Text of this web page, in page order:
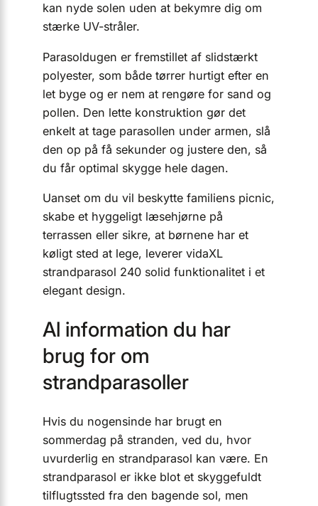
kan nyde solen uden at bekymre dig om
stærke UV-stråler.
Parasoldugen er fremstillet af slidstærkt
polyester, som både tørrer hurtigt efter en
let byge og er nem at rengøre for sand og
pollen. Den lette konstruktion gør det
enkelt at tage parasollen under armen, slå
den op på få sekunder og justere den, så
du får optimal skygge hele dagen.
Uanset om du vil beskytte familiens picnic,
skabe et hyggeligt læsehjørne på
terrassen eller sikre, at børnene har et
køligt sted at lege, leverer vidaXL
strandparasol 240 solid funktionalitet i et
elegant design.
Al information du har
brug for om
strandparasoller
Hvis du nogensinde har brugt en
sommerdag på stranden, ved du, hvor
uvurderlig en strandparasol kan være. En
strandparasol er ikke blot et skyggefuldt
tilflugtssted fra den bagende sol, men